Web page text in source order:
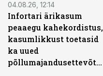
04.08.26, 12:14
Infortari ärikasum
peaaegu kahekordistus,
kasumlikkust toetasid
ka uued
põllumajandusettevõtted